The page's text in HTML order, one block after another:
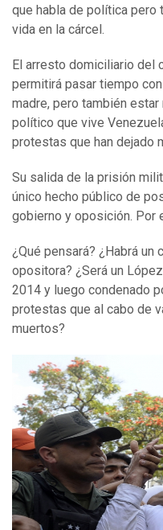
que habla de política pero
vida en la cárcel.
El arresto domiciliario del
permitirá pasar tiempo
madre, pero también
político que vive
protestas que han dejado
Su salida de la prisión
único hecho público de
gobierno y oposición. Por
¿Qué pensará? ¿Habrá
opositora? ¿Será un
2014 y luego condenado
protestas que al cabo de
muertos?